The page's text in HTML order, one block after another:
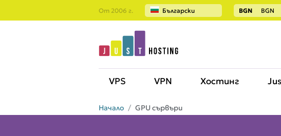
От 2006 г. Български BGN BGN
VPS VPN Хостинг
Начало GPU сървъри